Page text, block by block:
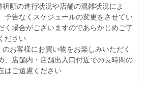
祈願の進行状況や店舗の混雑状況によ
予告なくスケジュールの変更をさせてい
く場合がございますのであらかじめご了
ださい
のお客様にお買い物をお楽しみいただく
、店舗内・店舗出入口付近での長時間の
はご遠慮ください